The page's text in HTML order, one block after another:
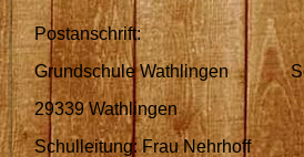
Postanschrift:
Grundschule Wathlingen
29339 Wathlingen
Schulleitung: Frau Nehrhoff